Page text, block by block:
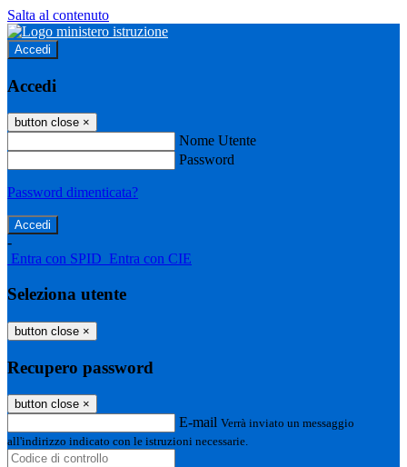
Salta al contenuto
Accedi
Accedi
button close ×
Nome Utente
Password
Password dimenticata?
-
Entra con SPID Entra con CIE
Seleziona utente
button close ×
Recupero password
button close ×
E-mail Verrà inviato un messaggio
all'indirizzo indicato con le istruzioni necessarie.